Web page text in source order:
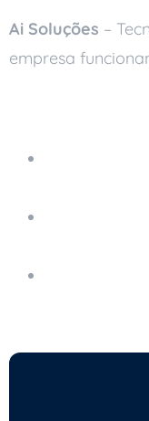
Ai Soluções –
empresa